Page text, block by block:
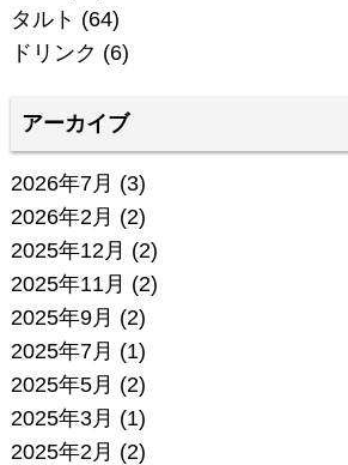
タルト (64)
ドリンク (6)
アーカイブ
2026年7月 (3)
2026年2月 (2)
2025年12月 (2)
2025年11月 (2)
2025年9月 (2)
2025年7月 (1)
2025年5月 (2)
2025年3月 (1)
2025年2月 (2)